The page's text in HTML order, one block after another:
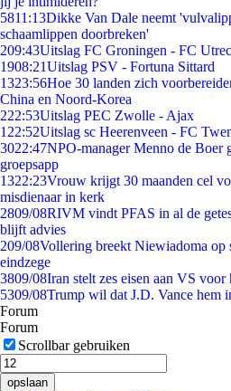
5811:13Dikke Van Dale neemt
schaamlippen doorbreken'
209:43Uitslag FC Groningen - FC
1908:21Uitslag PSV - Fortuna Sittard
1323:56Hoe 30 landen zich
China en Noord-Korea
222:53Uitslag PEC Zwolle - Ajax
1 22:52Uitslag sc Heerenveen - FC
3022:47NPO-manager Menno de Boer
groepsapp
1322:23Vrouw krijgt 30 maanden cel
misdienaar in kerk
2809/08RIVM vindt PFAS in al de
blijft advies
209/08Vollering breekt Niewiadoma op
eindzege
3809/08Iran stelt zes eisen aan VS
5309/08Trump wil dat J.D. Vance hem
Forum
Forum
Scrollbar gebruiken
opslaan